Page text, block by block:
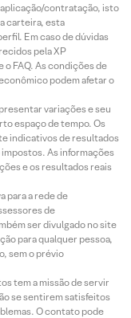
contratação, isto
carteira, esta
Em caso de dúvidas
pela XP
FAQ. As condições de
podem afetar o
variações e seu
espaço de tempo. Os
indicativos de resultados
As informações
e os resultados reais
para a rede de
de
ser divulgado no site
para qualquer pessoa,
sem o prévio
tem a missão de servir
se sentirem satisfeitos
O contato pode